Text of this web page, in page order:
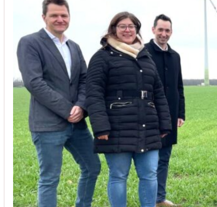
Unsere Kunden vertrauen auf unsere langjährige Erfahrung und
Christoph Windisch
aus unseren Google-Bewertungen
Vom Anbot bis zur Fertigstellung alles rasch und
(Umbau) wurde besprochen und problemlos gelöst.
Johanna Koe
aus unseren Google-Bewertungen